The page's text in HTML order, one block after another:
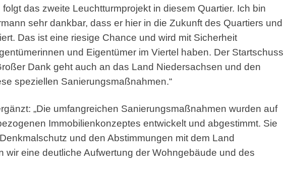
das zweite Leuchtturmprojekt in diesem Quartier. Ich bin
sehr dankbar, dass er hier in die Zukunft des Quartiers und
Das ist eine riesige Chance und wird mit Sicherheit
und Eigentümer im Viertel haben. Der Startschuss
Dank geht auch an das Land Niedersachsen und den
speziellen Sanierungsmaßnahmen.“
„Die umfangreichen Sanierungsmaßnahmen wurden auf
Immobilienkonzeptes entwickelt und abgestimmt. Sie
und den Abstimmungen mit dem Land
wir eine deutliche Aufwertung der Wohngebäude und des